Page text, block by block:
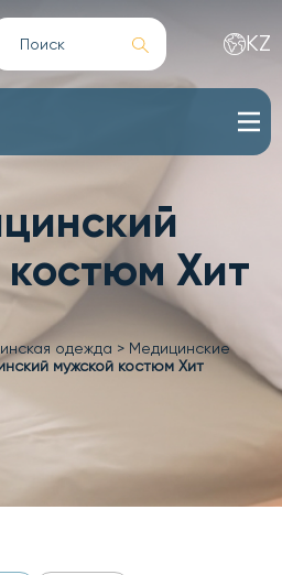
KZ
Хит
одежда > Медицинские
мужской костюм Хит